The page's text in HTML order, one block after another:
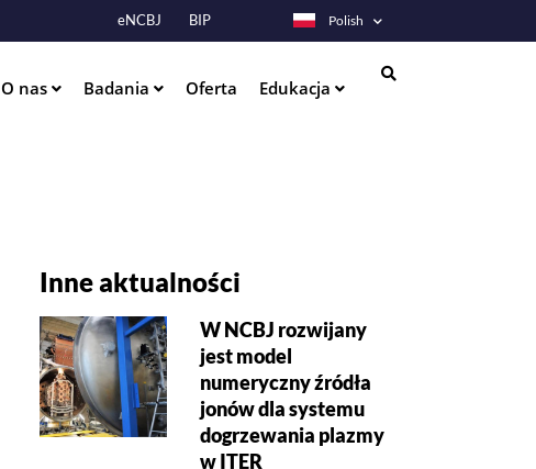
eNCBJ BIP Polish
O nas Badania Oferta Edukacja
Inne aktualności
W NCBJ rozwijany
jest model
numeryczny źródła
jonów dla systemu
dogrzewania plazmy
w ITER